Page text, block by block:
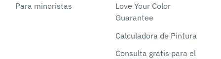
Para minoristas
Love Your Color
Guarantee
Calculadora de Pintura
Consulta gratis para el